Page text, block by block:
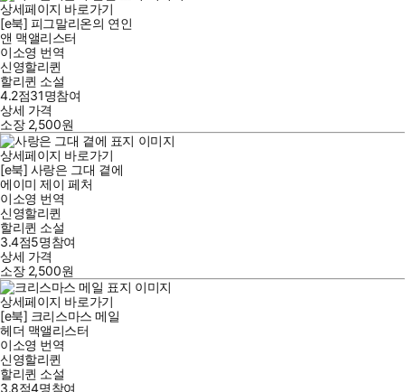
상세페이지 바로가기
[e북] 피그말리온의 연인
앤 맥앨리스터
이소영 번역
신영할리퀸
할리퀸 소설
4.2점31명참여
상세 가격
소장 2,500원
상세페이지 바로가기
[e북] 사랑은 그대 곁에
에이미 제이 페처
이소영 번역
신영할리퀸
할리퀸 소설
3.4점5명참여
상세 가격
소장 2,500원
상세페이지 바로가기
[e북] 크리스마스 메일
헤더 맥앨리스터
이소영 번역
신영할리퀸
할리퀸 소설
3.8점4명참여